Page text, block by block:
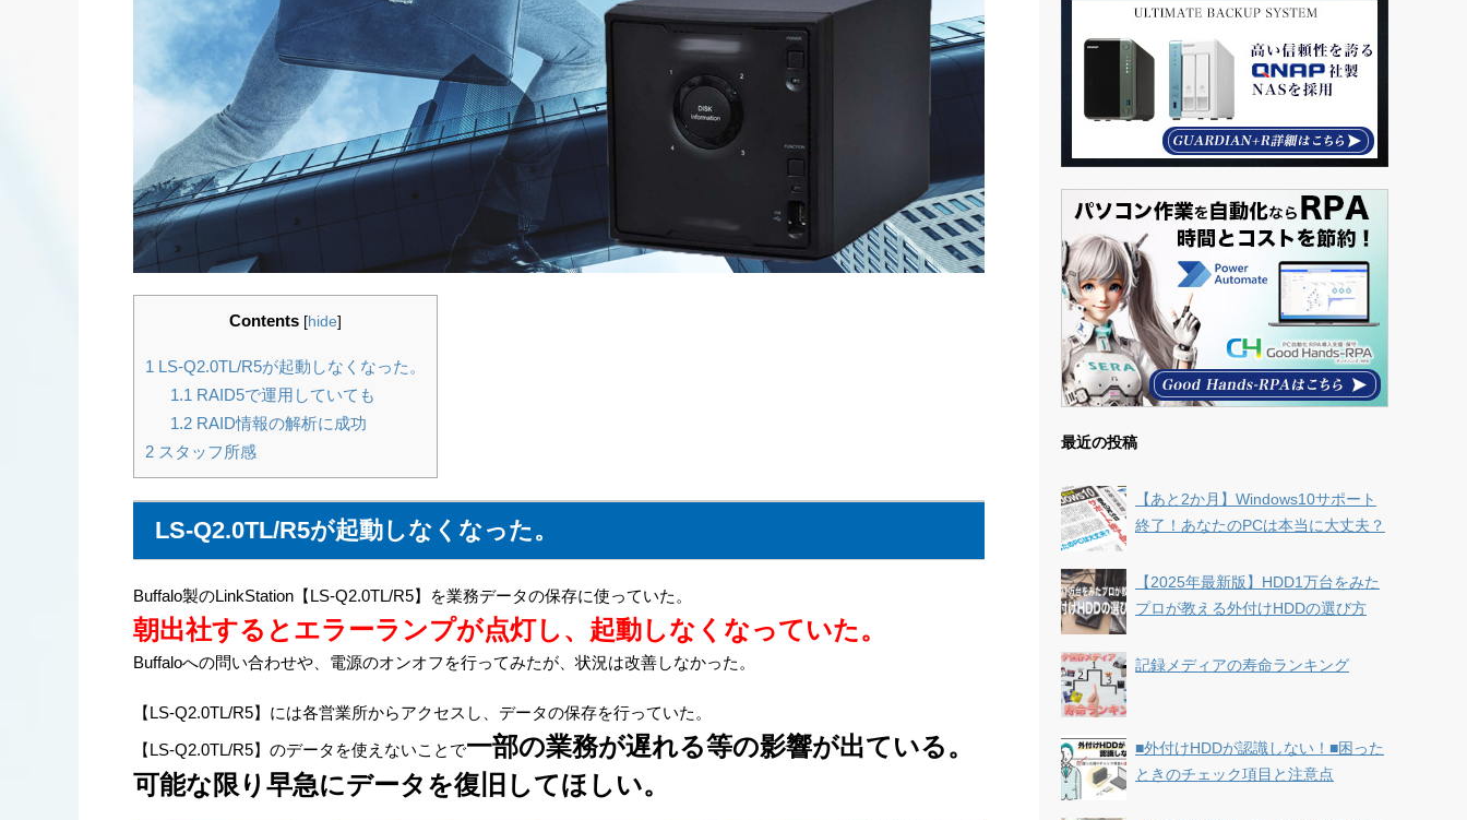
Contents [hide]
1 LS-Q2.0TL/R5が起動しなくなった。
1.1 RAID5で運用していても
1.2RAID情報の解析に成功
2 スタッフ所感
LS-Q2.0TL/R5が起動しなくなった。
Buffalo製のLinkStation【LS-Q2.0TL/R5】を業務データの保存に使っていた。
朝出社するとエラーランプが点灯し、起動しなくなっていた。
Buffaloへの問い合わせや、電源のオンオフを行ってみたが、状況は改善しなかった。
【LS-Q2.0TL/R5】には各営業所からアクセスし、データの保存を行っていた。
【LS-Q2.0TL/R5】のデータを使えないことで一部の業務が遅れる等の影響が出ている。
可能な限り早急にデータを復旧してほしい。
最近の投稿
【あと2か月】Windows10サポート
終了！あなたのPCは本当に大丈夫？
【2025年最新版】HDD1万台をみた
プロが教える外付けHDDの選び方
記録メディアの寿命ランキング
■外付けHDDが認識しない！■困った
ときのチェック項目と注意点